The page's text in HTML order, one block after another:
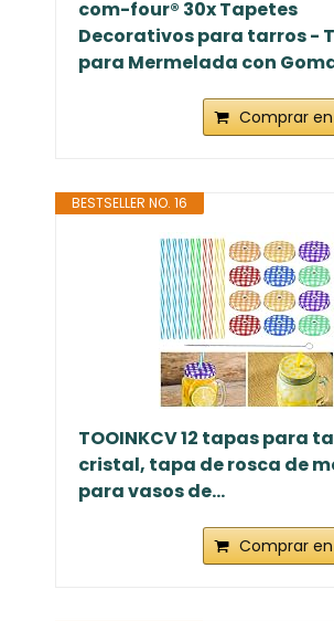
com-four® 30x Tapetes
Decorativos para tarros -
para Mermelada con
Comprar
BESTSELLER NO. 16
TOOINKCV 12 tapas para
cristal, tapa de rosca de
para vasos de...
Comprar